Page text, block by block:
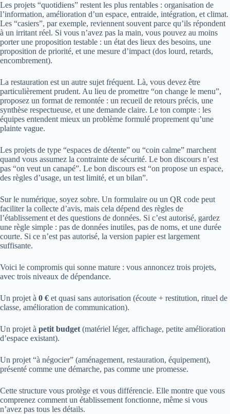
Les projets “quotidiens” restent les plus rentables : organisation de
l’information, amélioration d’un espace, entraide, intégration, et climat.
Les “casiers”, par exemple, reviennent souvent parce qu’ils répondent
à un irritant réel. Si vous n’avez pas la main, vous pouvez au moins
porter une proposition testable : un état des lieux des besoins, une
proposition de priorité, et une mesure d’impact (dos lourd, retards,
encombrement).
La restauration est un autre sujet fréquent. Là, vous devez être
particulièrement prudent. Au lieu de promettre “on change le menu”,
proposez un format de remontée : un recueil de retours précis, une
synthèse respectueuse, et une demande claire. Le ton compte : les
équipes entendent mieux un problème formulé proprement qu’une
plainte vague.
Les projets de type “espaces de détente” ou “coin calme” marchent
quand vous assumez la contrainte de sécurité. Le bon discours n’est
pas “on veut un canapé”. Le bon discours est “on propose un espace,
des règles d’usage, un test limité, et un bilan”.
Sur le numérique, soyez sobre. Un formulaire ou un QR code peut
faciliter la collecte d’avis, mais cela dépend des règles de
l’établissement et des questions de données. Si c’est autorisé, gardez
une règle simple : pas de données inutiles, pas de noms, et une durée
courte. Si ce n’est pas autorisé, la version papier est largement
suffisante.
Voici le compromis qui sonne mature : vous annoncez trois projets,
avec trois niveaux de dépendance.
Un projet à 0 € et quasi sans autorisation (écoute + restitution, rituel de
classe, amélioration de communication).
Un projet à petit budget (matériel léger, affichage, petite amélioration
d’espace existant).
Un projet “à négocier” (aménagement, restauration, équipement),
présenté comme une démarche, pas comme une promesse.
Cette structure vous protège et vous différencie. Elle montre que vous
comprenez comment un établissement fonctionne, même si vous
n’avez pas tous les détails.